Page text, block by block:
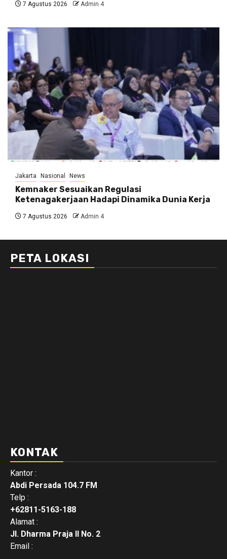
7 Agustus 2026 Admin 4
Jakarta Nasional News
Kemnaker Sesuaikan Regulasi
Ketenagakerjaan Hadapi Dinamika Dunia Kerja
7 Agustus 2026 Admin 4
PETA LOKASI
KONTAK
Kantor :
Abdi Persada 104.7 FM
Telp :
+62811-5163-188
Alamat :
Jl. Dharma Praja II No. 2
Email :